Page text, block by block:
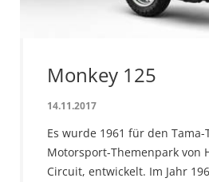
Monkey 125
14.11.2017
Es wurde 1961 für den Tama-
Motorsport-Themenpark von
Circuit, entwickelt. Im Jahr